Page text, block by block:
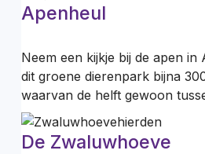
Apenheul
Neem een kijkje bij de apen
dit groene dierenpark bijna
waarvan de helft gewoon
De Zwaluwhoeve